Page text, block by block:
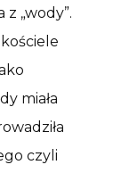
„wody”.
miała
czyli